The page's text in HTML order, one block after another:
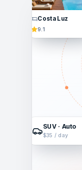
Costa Luz
9.1
SUV · Auto
$35 / day